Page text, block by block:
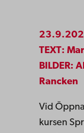
TEXT:
BILDER:
Rancken
Vid
kursen